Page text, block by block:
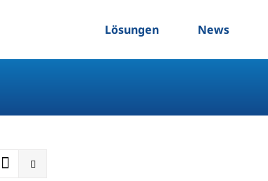
Lösungen News